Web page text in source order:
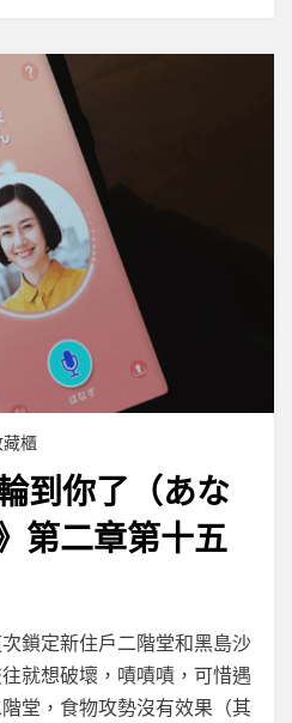
藏櫃
到你了（あな
第二章第十五
鎖定新住戶二階堂和黑島沙
就想破壞，嘖嘖嘖，可惜遇
堂，食物攻勢沒有效果（其